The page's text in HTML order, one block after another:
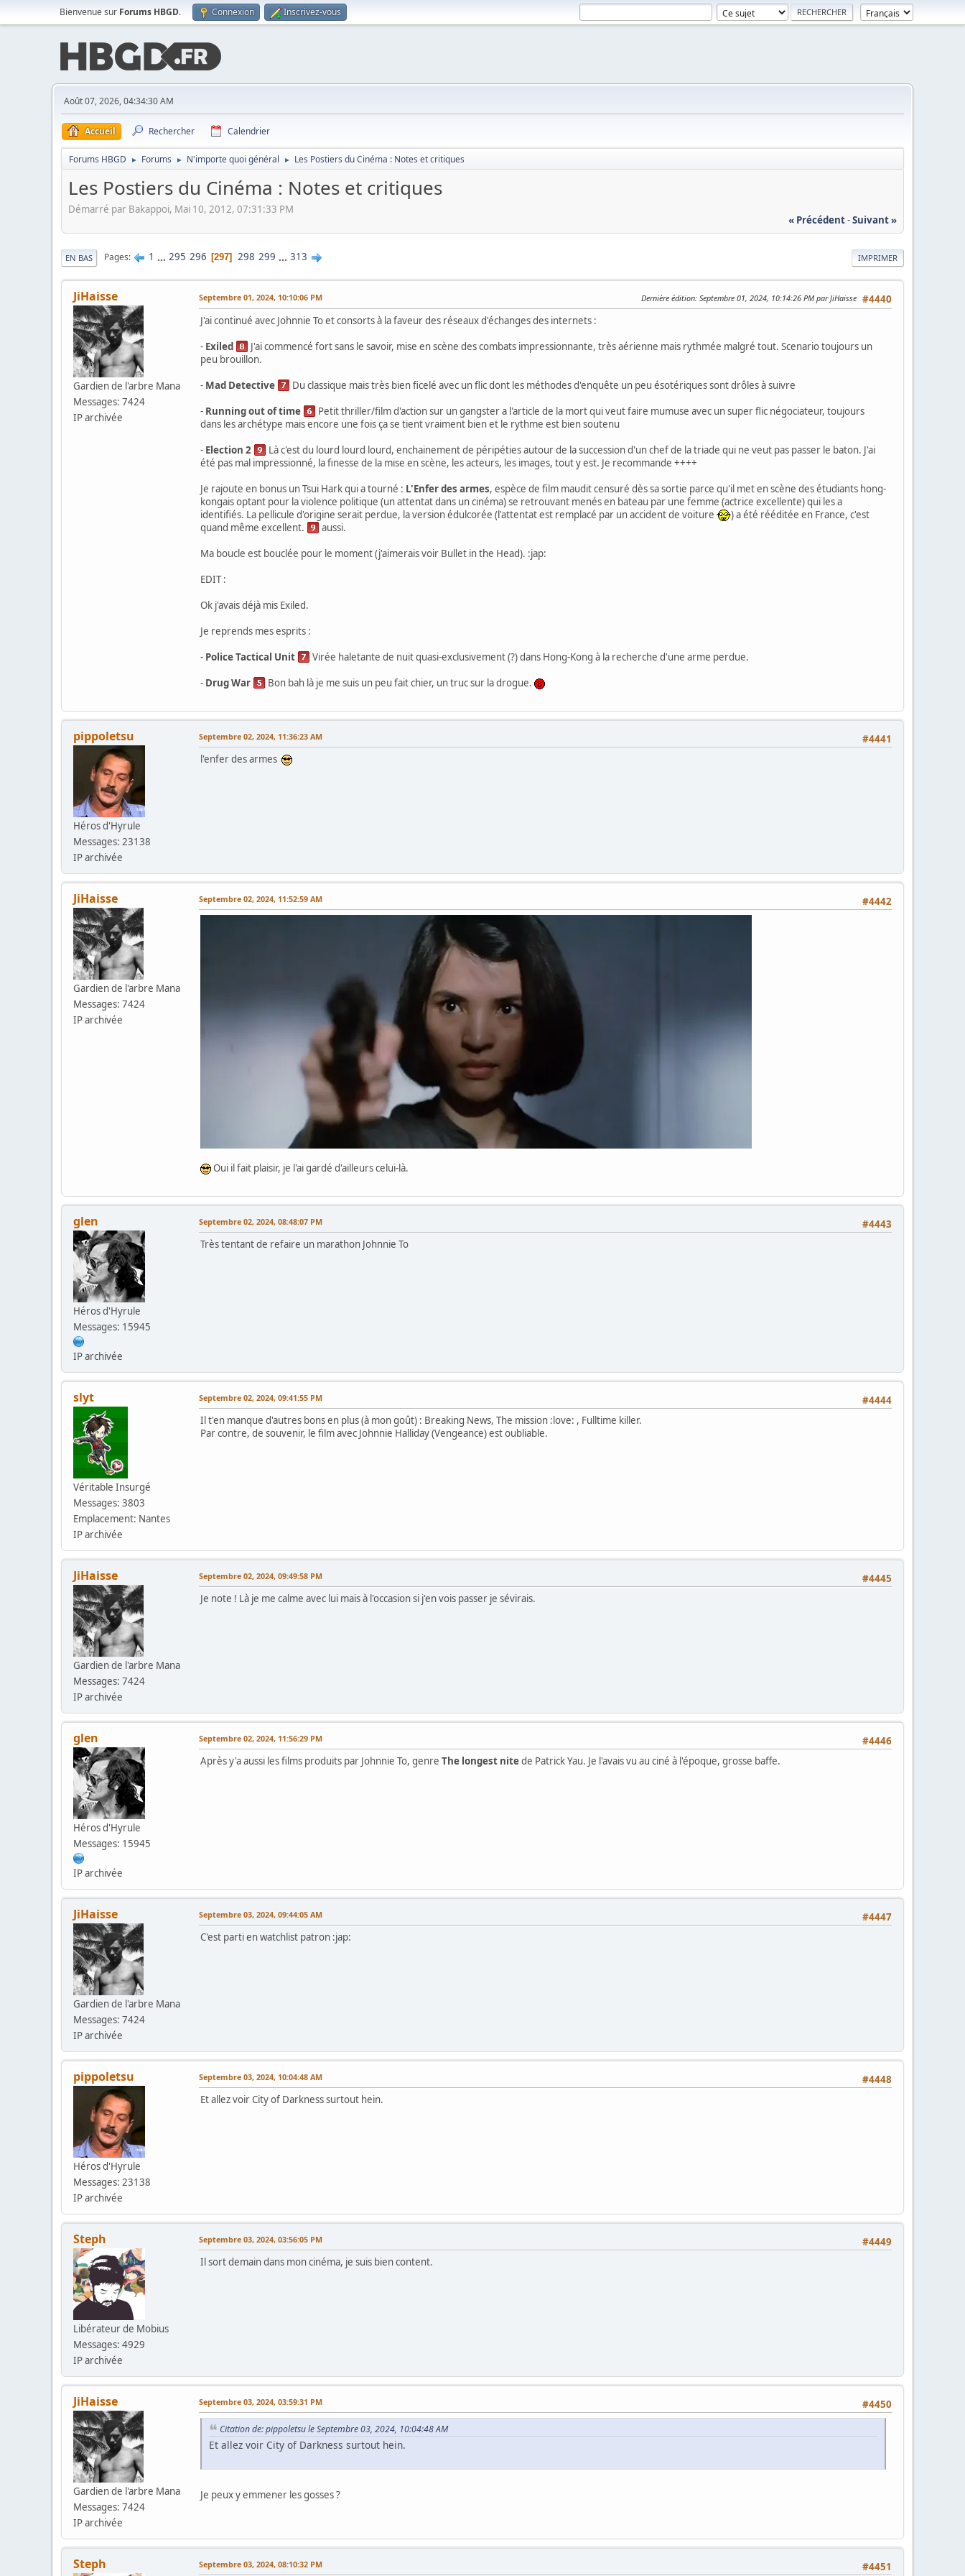
Bienvenue sur Forums HBGD. Connexion Inscrivez-vous
Août 07, 2026, 04:34:30 AM
Accueil Rechercher Calendrier
Forums HBGD ► Forums ► N'importe quoi général ► Les Postiers du Cinéma : Notes et critiques
Les Postiers du Cinéma : Notes et critiques
Démarré par Bakappoi, Mai 10, 2012, 07:31:33 PM
« Précédent-Suivant »
IMPRIMER
EN BAS Pages 1 ... 295 296 297 298 299 ... 313
JiHaisse
Gardien de l'arbre Mana
Messages: 7424
IP archivée
#4440
Septembre 01, 2024, 10:10:06 PM Dernière édition: Septembre 01, 2024, 10:14:26 PM par JiHaisse
J'ai continué avec Johnnie To et consorts à la faveur des réseaux d'échanges des internets :
- Exiled
J'ai commencé fort sans le savoir, mise en scène des combats impressionnante, très aérienne mais rythmée malgré tout. Scenario toujours un
peu brouillon.
- Mad Detective
Du classique mais très bien ficelé avec un flic dont les méthodes d'enquête un peu ésotériques sont drôles à suivre
- Running out of time
Petit thriller/film d'action sur un gangster a l'article de la mort qui veut faire mumuse avec un super flic négociateur, toujours
dans les archétype mais encore une fois ça se tient vraiment bien et le rythme est bien soutenu
- Election 2
Là c'est du lourd lourd lourd, enchainement de péripéties autour de la succession d'un chef de la triade qui ne veut pas passer le baton. J'ai
été pas mal impressionné, la finesse de la mise en scène, les acteurs, les images, tout y est. Je recommande ++++
Je rajoute en bonus un Tsui Hark qui a tourné : L'Enfer des armes, espèce de film maudit censuré dès sa sortie parce qu'il met en scène des étudiants hong-
kongais optant pour la violence politique (un attentat dans un cinéma) se retrouvant menés en bateau par une femme (actrice excellente) qui les a
identifiés. La pellicule d'origine serait perdue, la version édulcorée (l'attentat est remplacé par un accident de voiture
) a été rééditée en France, c'est
quand même excellent.
aussi.
Ma boucle est bouclée pour le moment (j'aimerais voir Bullet in the Head). :jap:
EDIT :
Ok j'avais déjà mis Exiled.
Je reprends mes esprits :
- Police Tactical Unit
Virée haletante de nuit quasi-exclusivement (?) dans Hong-Kong à la recherche d'une arme perdue.
- Drug War Bon bah là je me suis un peu fait chier, un truc sur la drogue.
pippoletsu
Héros d'Hyrule
Messages: 23138
IP archivée
#4441
Septembre 02, 2024, 11:36:23 AM
l'enfer des armes
JiHaisse
Gardien de l'arbre Mana
Messages: 7424
IP archivée
#4442
Septembre 02, 2024, 11:52:59 AM
Oui il fait plaisir, je l'ai gardé d'ailleurs celui-là.
glen
Héros d'Hyrule
Messages: 15945
IP archivée
#4443
Septembre 02, 2024, 08:48:07 PM
Très tentant de refaire un marathon Johnnie To
slyt
Véritable Insurgé
Messages: 3803
Emplacement: Nantes
IP archivée
#4444
Septembre 02, 2024, 09:41:55 PM
Il t'en manque d'autres bons en plus (à mon goût) : Breaking News, The mission :love: , Fulltime killer.
Par contre, de souvenir, le film avec Johnnie Halliday (Vengeance) est oubliable.
JiHaisse
Gardien de l'arbre Mana
Messages: 7424
IP archivée
#4445
Septembre 02, 2024, 09:49:58 PM
Je note ! Là je me calme avec lui mais à l'occasion si j'en vois passer je sévirais.
glen
Héros d'Hyrule
Messages: 15945
IP archivée
#4446
Septembre 02, 2024, 11:56:29 PM
Après y'a aussi les films produits par Johnnie To, genre The longest nitede Patrick Yau. Je l'avais vu au ciné à l'époque, grosse baffe.
JiHaisse
Gardien de l'arbre Mana
Messages: 7424
IP archivée
#4447
Septembre 03, 2024, 09:44:05 AM
C'est parti en watchlist patron :jap:
pippoletsu
Héros d'Hyrule
Messages: 23138
IP archivée
#4448
Septembre 03, 2024, 10:04:48 AM
Et allez voir City of Darkness surtout hein.
Steph
Libérateur de Mobius
Messages: 4929
IP archivée
#4449
Septembre 03, 2024, 03:56:05 PM
Il sort demain dans mon cinéma, je suis bien content.
JiHaisse
Gardien de l'arbre Mana
Messages: 7424
IP archivée
#4450
Septembre 03, 2024, 03:59:31 PM
Citation de: pippoletsu le Septembre 03, 2024, 10:04:48 AM
Et allez voir City of Darkness surtout hein.
Je peux y emmener les gosses ?
Steph #4451
Septembre 03, 2024, 08:10:32 PM